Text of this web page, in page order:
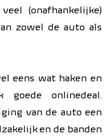
(onafhankelijke)
zowel de auto als
eens wat haken en
goede onlinedeal.
van de auto een
en de banden